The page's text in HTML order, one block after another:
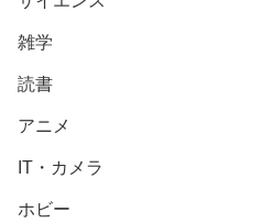
雑学
読書
アニメ
IT・カメラ
ホビー